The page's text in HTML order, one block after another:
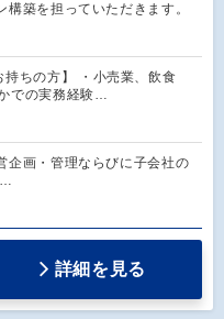
築を担っていただきます。
持ちの方】 ・小売業、飲食
での実務経験…
企画・管理ならびに子会社の
…
詳細を見る